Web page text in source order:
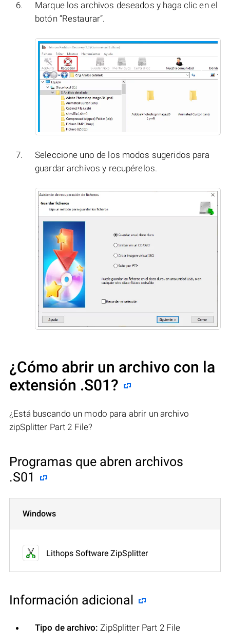
Marque los archivos deseados y haga clic en el
botón “Restaurar”.
Seleccione uno de los modos sugeridos para
guardar archivos y recupérelos.
¿Cómo abrir un archivo con la
extensión .S01?
¿Está buscando un modo para abrir un archivo
zipSplitter Part 2 File?
Programas que abren archivos
.S01
Windows
Lithops Software ZipSplitter
Información adicional
Tipo de archivo: ZipSplitter Part 2 File